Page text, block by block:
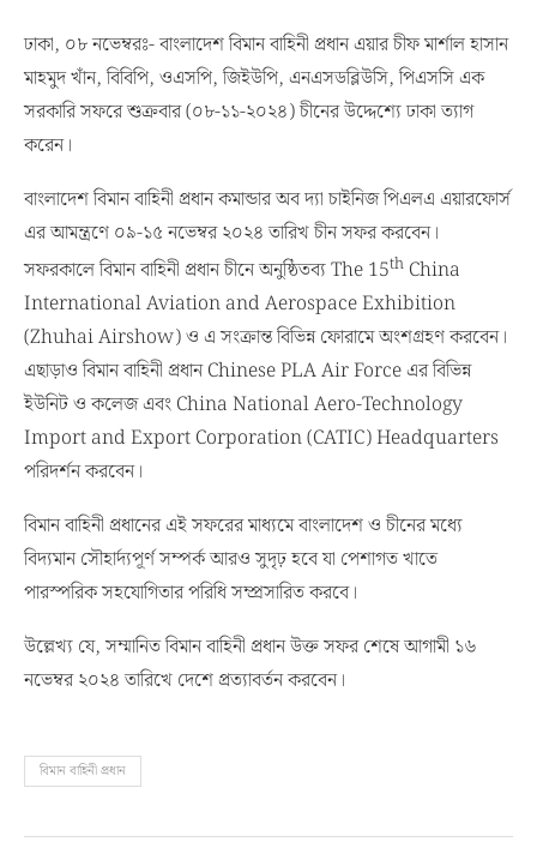
ঢাকা, ০৮ নভেম্বরঃ- বাংলাদেশ বিমান বাহিনী প্রধান এয়ার চীফ মার্শাল হাসান
মাহমুদ খাঁন, বিবিপি, ওএসপি, জিইউপি, এনএসডব্লিউসি, পিএসসি এক
সরকারি সফরে শুক্রবার (০৮-১১-২০২৪) চীনের উদ্দেশ্যে ঢাকা ত্যাগ
করেন।
বাংলাদেশ বিমান বাহিনী প্রধান কমান্ডার অব দ্যা চাইনিজ পিএলএ এয়ারফোর্স
এর আমন্ত্রণে ০৯-১৫ নভেম্বর ২০২৪ তারিখ চীন সফর করবেন।
সফরকালে বিমান বাহিনী প্রধান চীনে অনুষ্ঠিতব্য The 15th China
International Aviation and Aerospace Exhibition
(Zhuhai Airshow) ও এ সংক্রান্ত বিভিন্ন ফোরামে অংশগ্রহণ করবেন।
এছাড়াও বিমান বাহিনী প্রধান Chinese PLA Air Force এর বিভিন্ন
ইউনিট ও কলেজ এবং China National Aero-Technology
Import and Export Corporation (CATIC) Headquarters
পরিদর্শন করবেন।
বিমান বাহিনী প্রধানের এই সফরের মাধ্যমে বাংলাদেশ ও চীনের মধ্যে
বিদ্যমান সৌহার্দ্যপূর্ণ সম্পর্ক আরও সুদৃঢ় হবে যা পেশাগত খাতে
পারস্পরিক সহযোগিতার পরিধি সম্প্রসারিত করবে।
উল্লেখ্য যে, সম্মানিত বিমান বাহিনী প্রধান উক্ত সফর শেষে আগামী ১৬
নভেম্বর ২০২৪ তারিখে দেশে প্রত্যাবর্তন করবেন।
বিমান বাহিনী প্রধান